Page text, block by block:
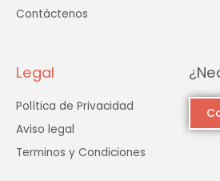
Contáctenos
Legal
Política de Privacidad
Aviso legal
Terminos y Condiciones